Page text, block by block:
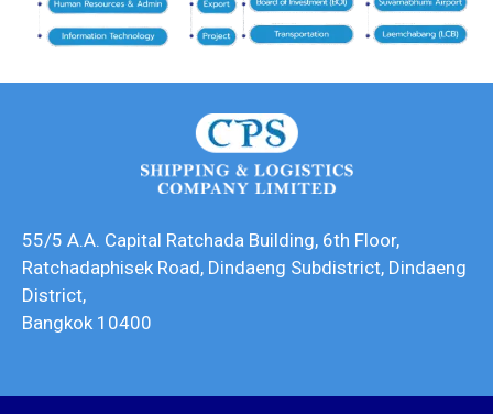
55/5 A.A. Capital Ratchada Building, 6th Floor,
Ratchadaphisek Road, Dindaeng Subdistrict, Dindaeng
District,
Bangkok 10400